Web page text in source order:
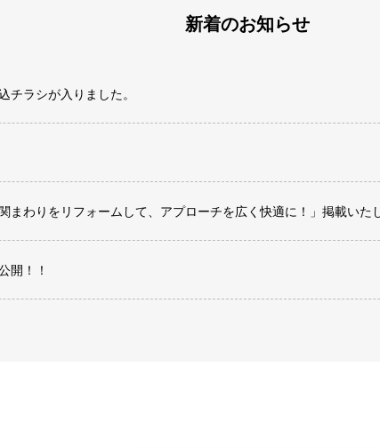
新着のお知らせ
チラシが入りました。
まわりをリフォームして、アプローチを広く快適に！」掲載いた
開！！